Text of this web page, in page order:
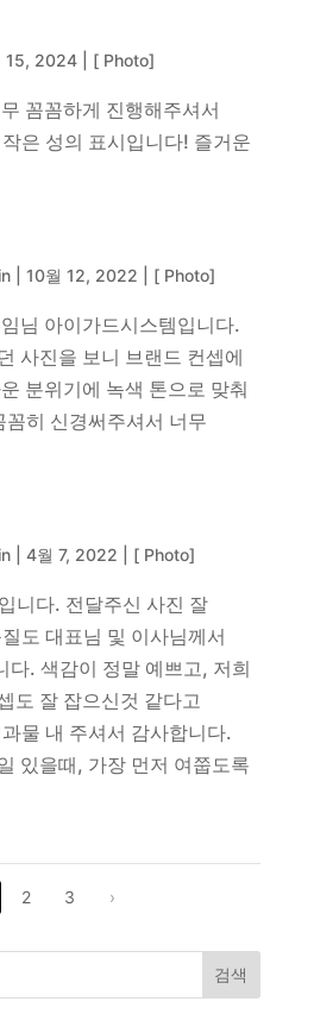
- 킷캣
15, 2024| [ Photo]
꼼꼼하게 진행해주셔서
은 성의 표시입니다! 즐거운
| 10월 12, 2022 [ Photo]
님 아이가드시스템입니다.
사진을 보니 브랜드 컨셉에
분위기에 녹색 톤으로 맞춰
히 신경써주셔서 너무
| 4월 7, 2022 [ Photo]
니다. 전달주신 사진 잘
도 대표님 및 이사님께서
다. 색감이 정말 예쁘고, 저희
도 잘 잡으신것 같다고
물 내 주셔서 감사합니다.
있을때, 가장 먼저 여쭙도록
2 3 ›
검색